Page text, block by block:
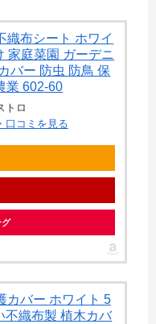
織布シート ホワイ
家庭菜園 ガーデニ
バー 防虫 防鳥 保
業 602-60
トロ
口コミを見る
カバー ホワイト 5
不織布製 植木カバ